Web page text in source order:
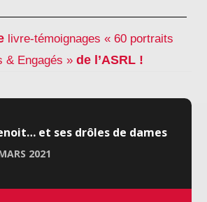
livre-témoignages « 60 portraits
& Engagés » de l’ASRL !
et ses drôles de dames
2021